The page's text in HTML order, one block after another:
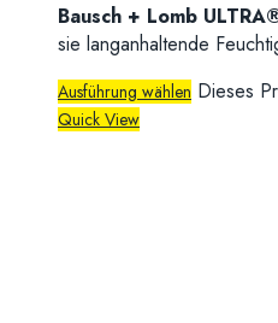
Bausch + Lomb
sie langanhaltende
Ausführung wählen Dieses
Quick View